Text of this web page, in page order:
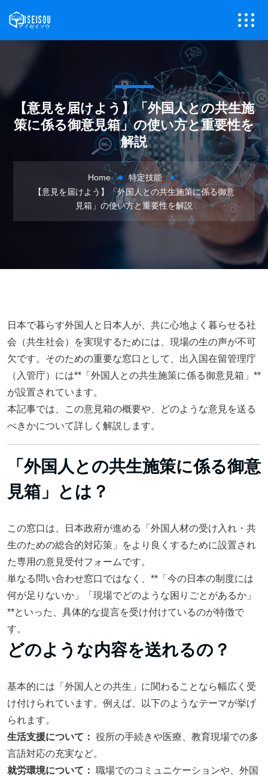
【意見を届けよう】「外国人との共生施
策に係る御意見箱」の使い方と重要性を
解説
Home
特定技能
【意見を届けよう】「外国人との共生施策に係る御意
見箱」の使い方と重要性を解説
日本で暮らす外国人と日本人が、共に心地よく暮らせる社
会（共生社会）を実現するためには、現場の生の声が不可
欠です。そのための重要な窓口として、出入国在留管理庁
（入管庁）には**「外国人との共生施策に係る御意見箱」**
が設置されています。
本記事では、この意見箱の概要や、どのような意見を送る
べきかについて詳しく解説します。
「外国人との共生施策に係る御意
見箱」とは？
この窓口は、日本政府が進める「外国人材の受け入れ・共
生のための総合的対応策」をより良くするために設置され
た専用の意見受付フォームです。
単なる問い合わせ窓口ではなく、**「今の日本の制度には
何が足りないか」「現場でどのような困りごとがあるか」
**といった、具体的な提言を受け付けているのが特徴で
す。
どのような内容を送れるの？
基本的には「外国人との共生」に関わることなら幅広く受
け付けられています。例えば、以下のようなテーマが挙げ
られます。
生活支援について： 役所の手続きや医療、教育現場での多
言語対応の充実など。
就労環境について： 職場でのコミュニケーションや、外国